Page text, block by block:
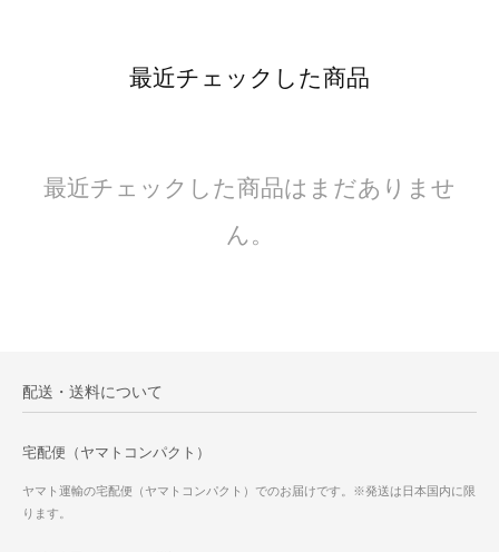
最近チェックした商品
最近チェックした商品はまだありませ
ん。
配送・送料について
宅配便（ヤマトコンパクト）
ヤマト運輸の宅配便（ヤマトコンパクト）でのお届けです。※発送は日本国内に限
ります。